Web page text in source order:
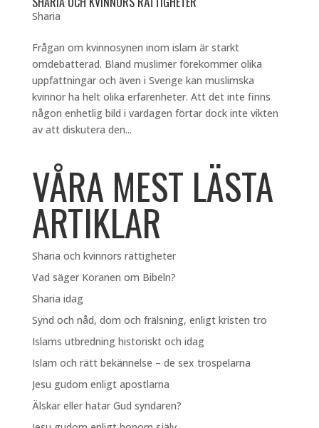
Sharia
Frågan om kvinnosynen inom islam är starkt
omdebatterad. Bland muslimer förekommer olika
uppfattningar och även i Sverige kan muslimska
kvinnor ha helt olika erfarenheter. Att det inte finns
någon enhetlig bild i vardagen förtar dock inte vikten
av att diskutera den...
VÅRA MEST LÄSTA
ARTIKLAR
Sharia och kvinnors rättigheter
Vad säger Koranen om Bibeln?
Sharia idag
Synd och nåd, dom och frälsning, enligt kristen tro
Islams utbredning historiskt och idag
Islam och rätt bekännelse – de sex trospelarna
Jesu gudom enligt apostlarna
Älskar eller hatar Gud syndaren?